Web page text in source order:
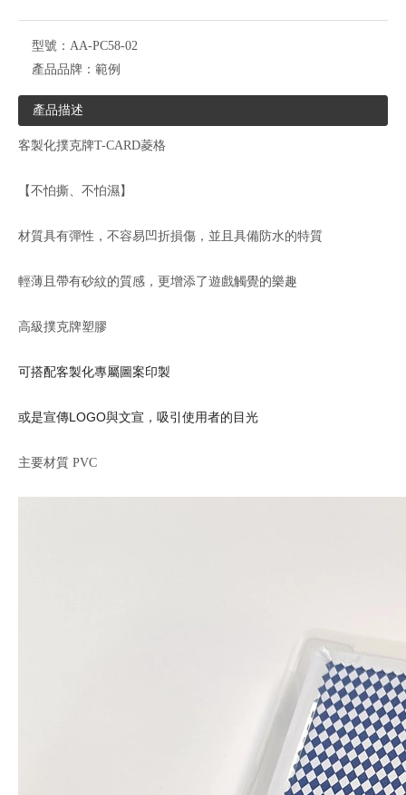
型號： AA-PC58-02
產品品牌： 範例
產品描述
客製化撲克牌T-CARD菱格
【不怕撕、不怕濕】
材質具有彈性，不容易凹折損傷，並且具備防水的特質
輕薄且帶有砂紋的質感，更增添了遊戲觸覺的樂趣
高級撲克牌塑膠
可搭配客製化專屬圖案印製
或是宣傳LOGO與文宣，吸引使用者的目光
主要材質 PVC